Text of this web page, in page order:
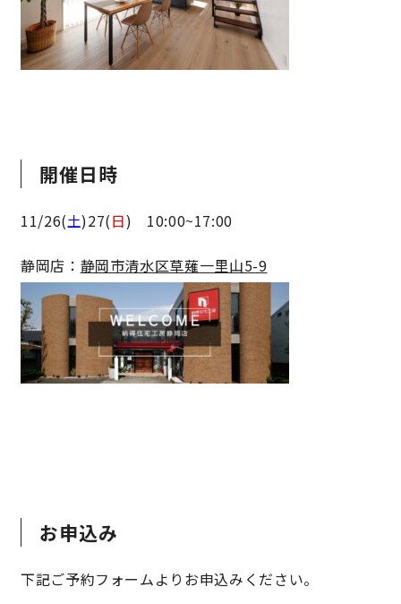
最響の家
Groovin’
Blue Style
納得リフォームスタジオ nattoku リノベ
分譲住宅･不動産 スタッフブログ
近日分譲予定情報
動画ギャラリー 採用情報
開催日時
11/26(土)27(日) 10:00~17:00
静岡店： 静岡市清水区草薙一里山5-9
お申込み
下記ご予約フォームよりお申込みください。